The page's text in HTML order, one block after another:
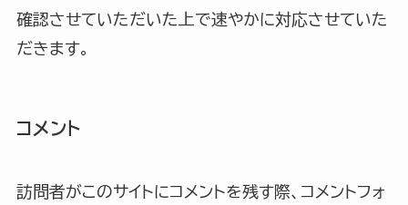
確認させていただいた上で速やかに対応させていた
だきます。
コメント
訪問者がこのサイトにコメントを残す際、コメントフォ